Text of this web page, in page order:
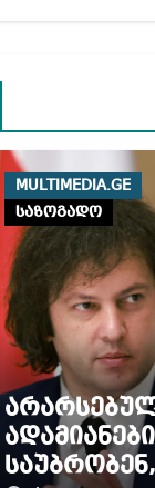
MULTIMEDIA.GE
საზოგადო
ადამიანები
საუბრობენ,